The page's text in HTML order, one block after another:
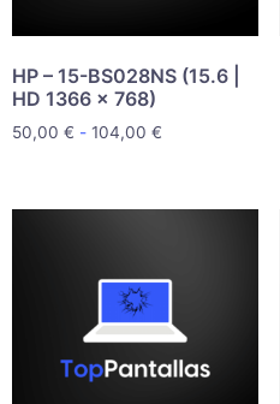
HP – 15-BS028NS (15.6 |
HD 1366 x 768)
50,00 € - 104,00 €